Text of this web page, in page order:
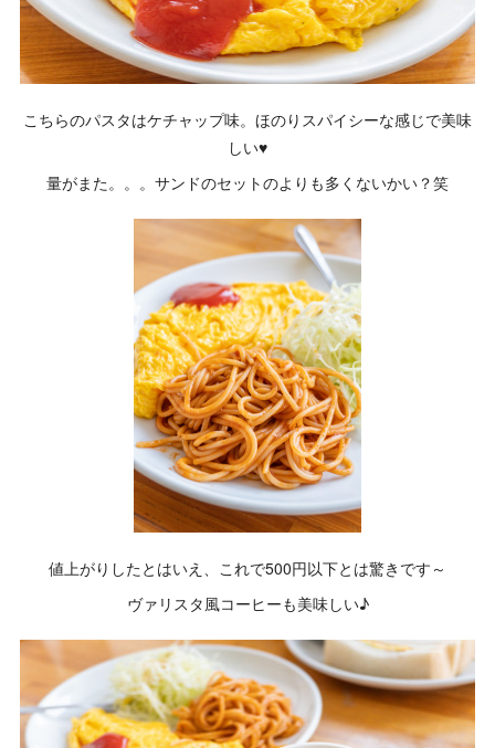
こちらのパスタはケチャップ味。ほのりスパイシーな感じで美味
しい♥
量がまた。。。サンドのセットのよりも多くないかい？笑
値上がりしたとはいえ、これで500円以下とは驚きです～
ヴァリスタ風コーヒーも美味しい♪